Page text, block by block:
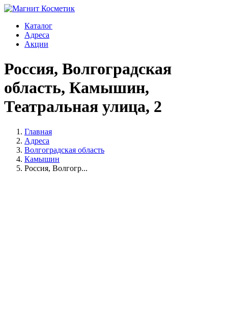
Каталог
Адреса
Акции
Россия, Волгоградская
область, Камышин,
Театральная улица, 2
Главная
Адреса
Волгоградская область
Камышин
Россия, Волгогр...